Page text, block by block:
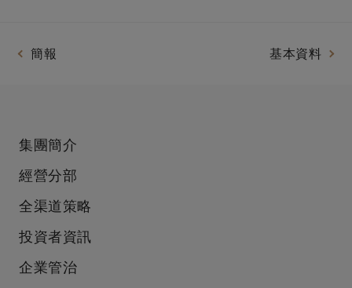
簡報 基本資料
集團簡介
經營分部
全渠道策略
投資者資訊
企業管治